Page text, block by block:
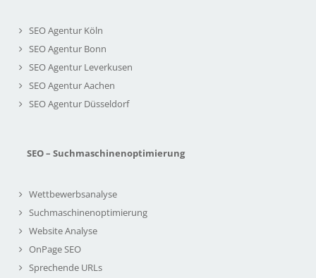
SEO Agentur Köln
SEO Agentur Bonn
SEO Agentur Leverkusen
SEO Agentur Aachen
SEO Agentur Düsseldorf
SEO – Suchmaschinenoptimierung
Wettbewerbsanalyse
Suchmaschinenoptimierung
Website Analyse
OnPage SEO
Sprechende URLs